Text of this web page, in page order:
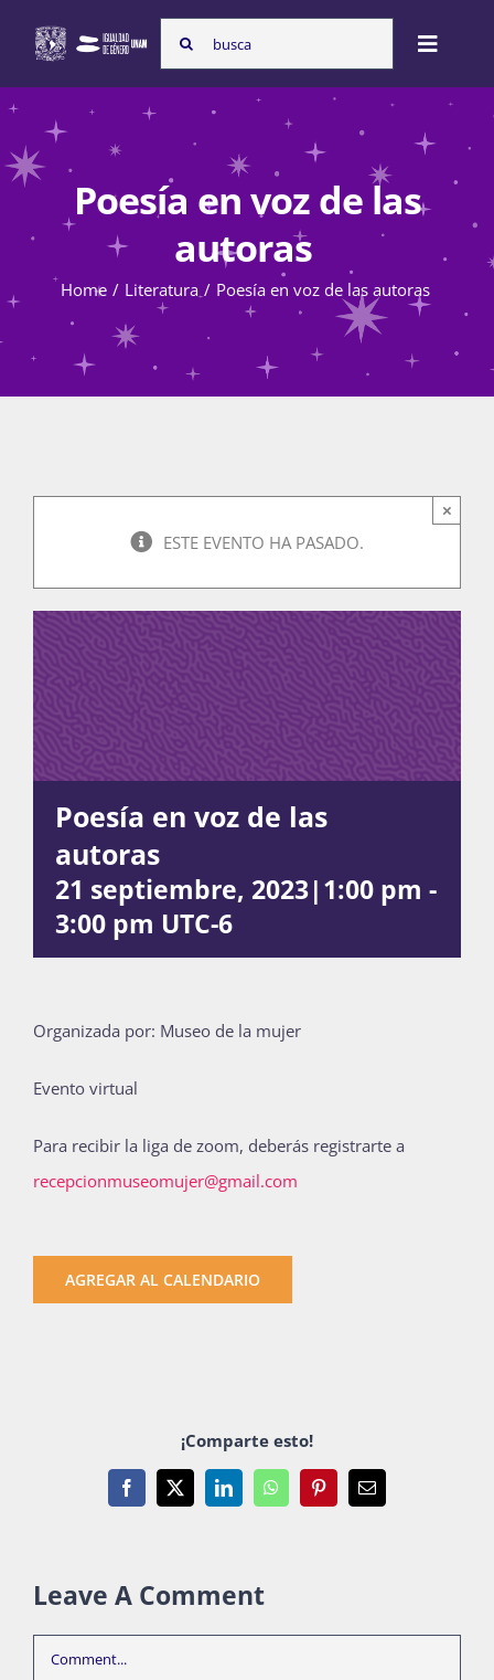
content
Search
for:
Toggle
Nosotras
Programas
Atención de la violencia de género
Súmate
Publicaciones
Poesía en voz de las
autoras
Home Literatura Poesía en voz de las autoras
ESTE EVENTO HA PASADO.
×
Poesía en voz de las
autoras
21 septiembre, 2023|1:00 pm -
3:00 pm UTC-6
Organizada por: Museo de la mujer
Evento virtual
Para recibir la liga de zoom, deberás registrarte a
recepcionmuseomujer@gmail.com
AGREGAR AL CALENDARIO
¡Comparte esto!
Facebook
X LinkedInWhatsAppPinterestEmail
Leave A Comment
Comment